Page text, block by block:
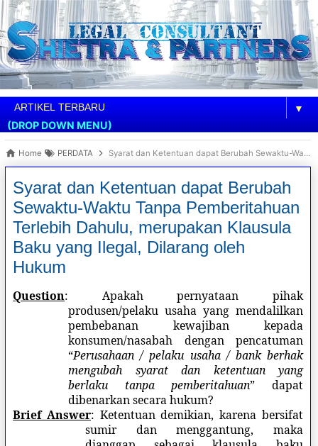
▼
(DROP DOWN MENU)
Home PERDATA Syarat dan Ketentuan dapat Berubah Sewaktu-Waktu Tanpa Pemberitahuan Terlebih Dahulu, merupakan Klausula Baku yang Ilegal, Dilarang oleh Hukum
Syarat dan Ketentuan dapat Berubah
Sewaktu-Waktu Tanpa Pemberitahuan
Terlebih Dahulu, merupakan Klausula
Baku yang Ilegal, Dilarang oleh
Hukum
Question: Apakah pernyataan pihak
produsen/pelaku usaha yang mendalilkan
pembebanan kewajiban kepada
konsumen/nasabah dengan pencatuman
“Perusahaan / pelaku usaha / bank berhak
mengubah syarat dan ketentuan yang
berlaku tanpa pemberitahuan” dapat
dibenarkan secara hukum?
Brief Answer: Ketentuan demikian, karena bersifat
sumir dan menggantung, maka